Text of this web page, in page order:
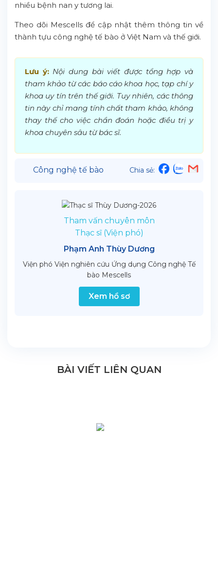
nhiều bệnh nan y tương lai.
Theo dõi Mescells để cập nhật thêm thông tin về
thành tựu công nghệ tế bào ở Việt Nam và thế giới.
Lưu ý:Nội dung bài viết được tổng hợp và
tham khảo từ các báo cáo khoa học, tạp chí y
khoa uy tín trên thế giới. Tuy nhiên, các thông
tin này chỉ mang tính chất tham khảo, không
thay thế cho việc chẩn đoán hoặc điều trị y
khoa chuyên sâu từ bác sĩ.
Công nghệ tế bào Chia sẻ:
Tham vấn chuyên môn
Thạc sĩ (Viện phó)
Phạm Anh Thùy Dương
Viện phó Viện nghiên cứu Ứng dụng Công nghệ Tế
bào Mescells
Xem hồ sơ
BÀI VIẾT LIÊN QUAN